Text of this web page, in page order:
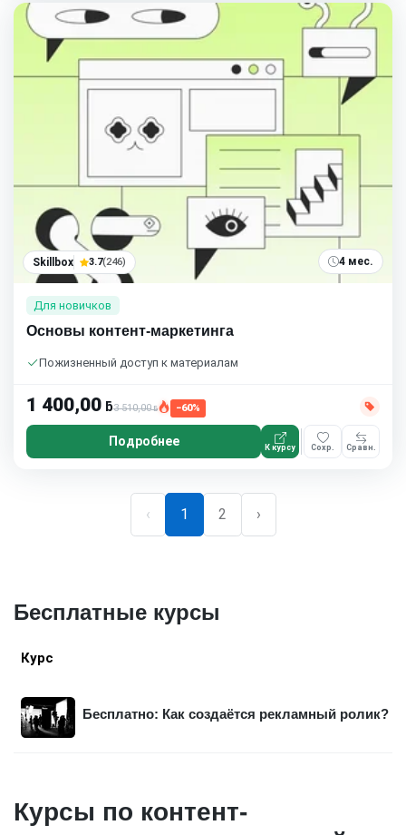
Skillbox 3.7(246) 4 мес.
Для новичков
Основы контент-маркетинга
Пожизненный доступ к материалам
1 400,00 ƃ3 510,00ƃ −60%
Подробнее К курсу Сохр. Сравн.
‹ 1 2 ›
Бесплатные курсы
Курс
Бесплатно: Как создаётся рекламный ролик?
Курсы по контент-